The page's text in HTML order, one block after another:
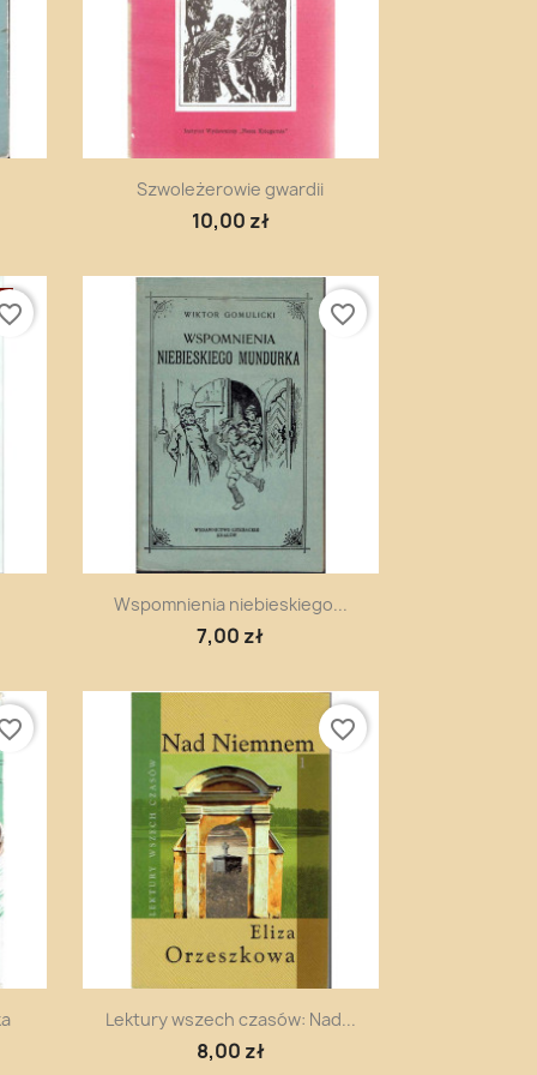
Szybki podgląd
Szwoleżerowie gwardii
10,00 zł
Szybki podgląd
Wspomnienia niebieskiego...
7,00 zł
favorite_border
Szybki podgląd
Lektury wszech czasów: Nad...
8,00 zł
favorite_border